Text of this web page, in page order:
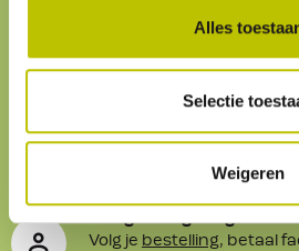
Alles
Selectie
Weigeren
Service& contact
We helpen je graag. Onze
Je eigen omgeving
Volg je bestelling, betaal